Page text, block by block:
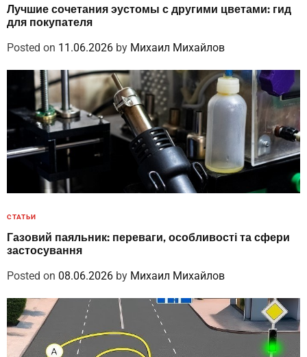
Лучшие сочетания эустомы с другими цветами: гид
для покупателя
Posted on 11.06.2026 by Михаил Михайлов
СТАТЬИ
Газовий паяльник: переваги, особливості та сфери
застосування
Posted on 08.06.2026 by Михаил Михайлов